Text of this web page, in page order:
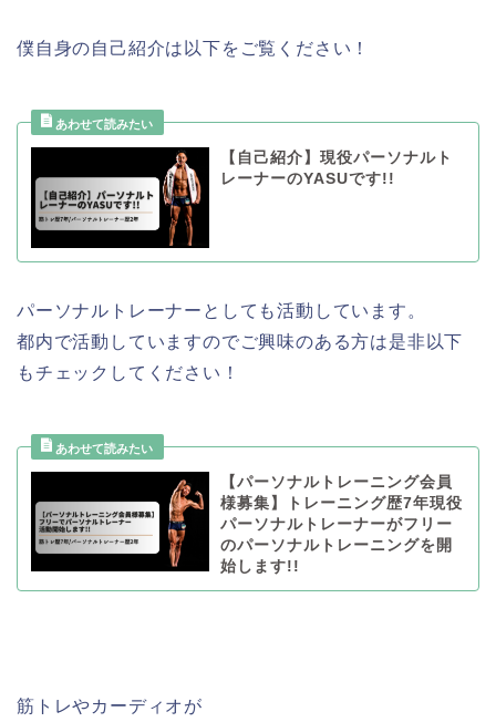
僕自身の自己紹介は以下をご覧ください！
【自己紹介】現役パーソナルト
レーナーのYASUです!!
パーソナルトレーナーとしても活動しています。
都内で活動していますのでご興味のある方は是非以下
もチェックしてください！
【パーソナルトレーニング会員
様募集】トレーニング歴7年現役
パーソナルトレーナーがフリー
のパーソナルトレーニングを開
始します!!
筋トレやカーディオが